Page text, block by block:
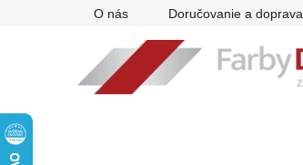
O nás Doručovanie a doprava